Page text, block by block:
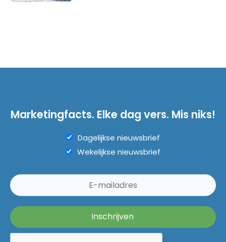
Marketingfacts. Elke dag vers. Mis niks!
Dagelijkse nieuwsbrief
Wekelijkse nieuwsbrief